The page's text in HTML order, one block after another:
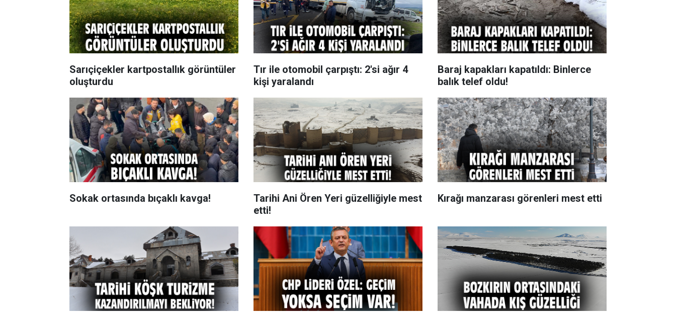
Sarıçiçekler kartpostallık görüntüler
oluşturdu
Tır ile otomobil çarpıştı: 2'si ağır 4
kişi yaralandı
Baraj kapakları kapatıldı: Binlerce
balık telef oldu!
Sokak ortasında bıçaklı kavga!
Tarihi Ani Ören Yeri güzelliğiyle mest
etti!
Kırağı manzarası görenleri mest etti